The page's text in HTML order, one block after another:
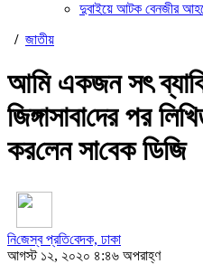
দুবাইয়ে আটক বেনজীর
/ জাতীয়
আমি একজন সৎ
জিঙ্গাসাবা‌দের পর
কর‌লেন সা‌বেক ডি‌জি
নি‌জেস্ব প্র‌তি‌বেদক, ঢাকা
আগস্ট ১২, ২০২০ ৪:৪৬ অপরাহ্ণ